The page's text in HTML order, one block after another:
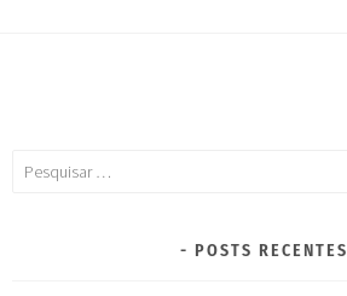
POSTS RECENTES